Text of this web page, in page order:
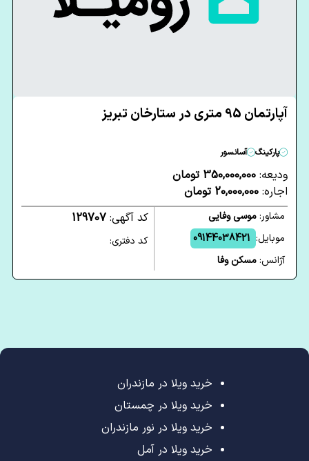
آپارتمان 95 متری در ستارخان تبریز
پارکینگ آسانسور
ودیعه: 350,000,000 تومان
اجاره: 20,000,000 تومان
مشاور:موسی وفایی
موبایل: 09144038421
آژانس:مسکن وفا
کد آگهی: 129707
کد دفتری:
خرید ویلا در مازندران
خرید ویلا در چمستان
خرید ویلا در نور مازندران
خرید ویلا در آمل